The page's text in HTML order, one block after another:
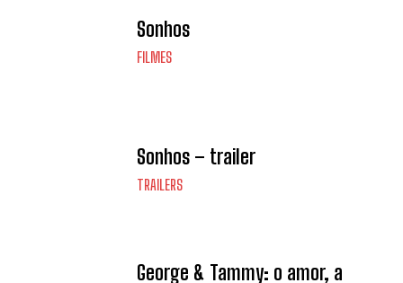
Sonhos
FILMES
Sonhos – trailer
TRAILERS
George & Tammy: o amor, a